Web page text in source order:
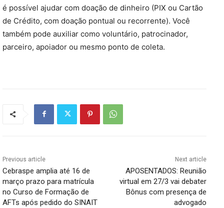
é possível ajudar com doação de dinheiro (PIX ou Cartão
de Crédito, com doação pontual ou recorrente). Você
também pode auxiliar como voluntário, patrocinador,
parceiro, apoiador ou mesmo ponto de coleta.
Previous article
Cebraspe amplia até 16 de
março prazo para matrícula
no Curso de Formação de
AFTs após pedido do SINAIT
Next article
APOSENTADOS: Reunião
virtual em 27/3 vai debater
Bônus com presença de
advogado